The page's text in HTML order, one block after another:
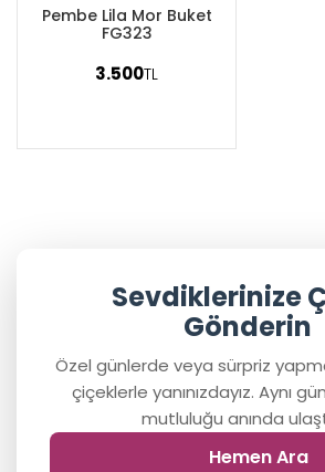
Pembe Lila Mor Buket
FG323
3.500TL
Sevdiklerinize
Gönderin
Özel günlerde veya sürpriz
çiçeklerle yanınızdayız. Aynı
mutluluğu anında
Hemen Ara